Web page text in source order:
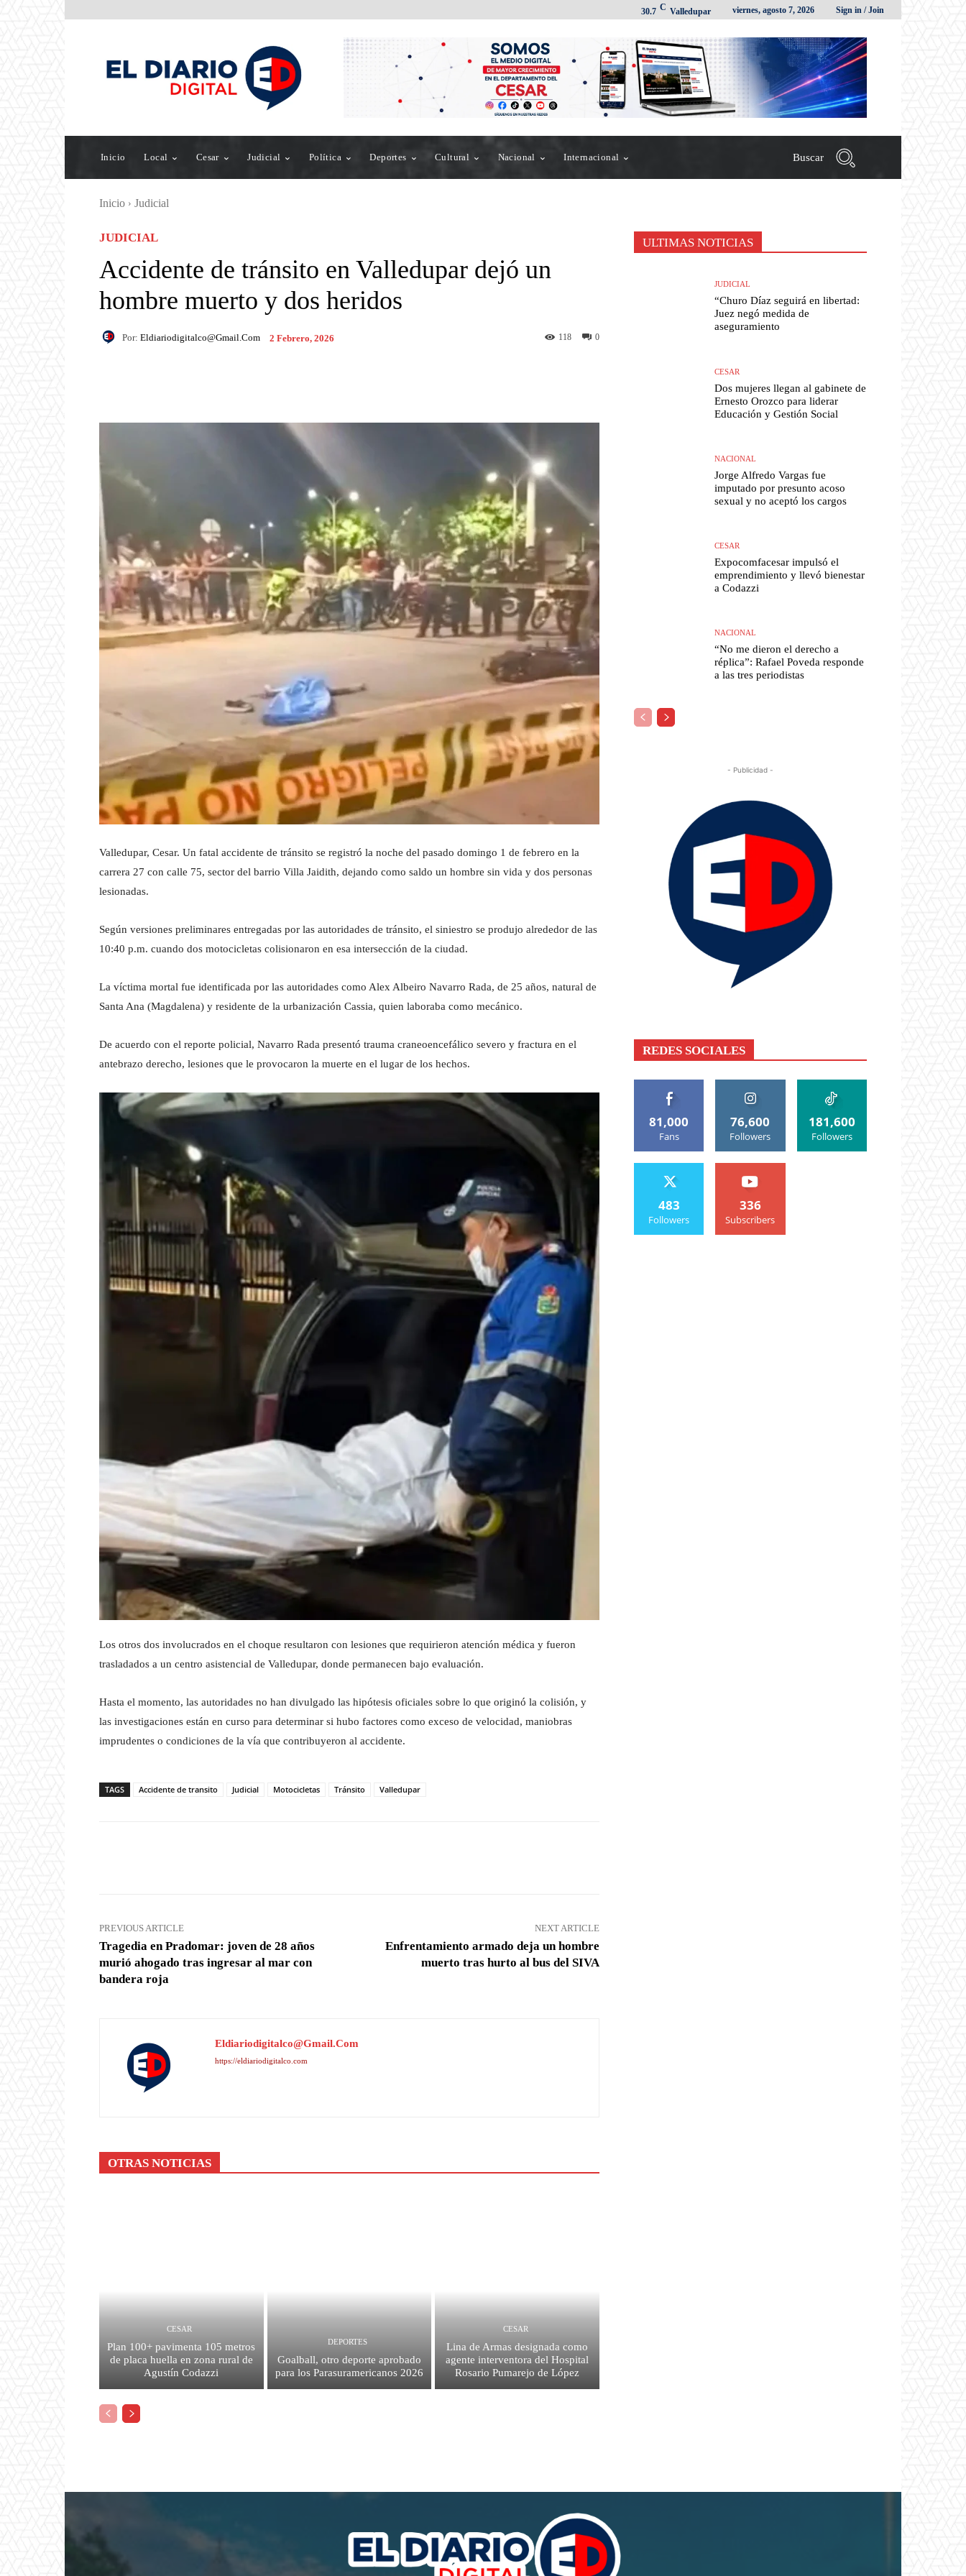
30.7 C Valledupar viernes, agosto 7, 2026 Sign in / Join
Inicio Local Cesar Judicial Política Deportes Cultural Nacional Internacional Buscar
Inicio Judicial
JUDICIAL
Accidente de tránsito en Valledupar dejó un
hombre muerto y dos heridos
Por: Eldiariodigitalco@gmail.com 2 Febrero, 2026 0
118
Valledupar, Cesar. Un fatal accidente de tránsito se registró la noche del pasado domingo 1 de febrero en la
carrera 27 con calle 75, sector del barrio Villa Jaidith, dejando como saldo un hombre sin vida y dos personas
lesionadas.
Según versiones preliminares entregadas por las autoridades de tránsito, el siniestro se produjo alrededor de las
10:40 p.m. cuando dos motocicletas colisionaron en esa intersección de la ciudad.
La víctima mortal fue identificada por las autoridades como Alex Albeiro Navarro Rada, de 25 años, natural de
Santa Ana (Magdalena) y residente de la urbanización Cassia, quien laboraba como mecánico.
De acuerdo con el reporte policial, Navarro Rada presentó trauma craneoencefálico severo y fractura en el
antebrazo derecho, lesiones que le provocaron la muerte en el lugar de los hechos.
Los otros dos involucrados en el choque resultaron con lesiones que requirieron atención médica y fueron
trasladados a un centro asistencial de Valledupar, donde permanecen bajo evaluación.
Hasta el momento, las autoridades no han divulgado las hipótesis oficiales sobre lo que originó la colisión, y
las investigaciones están en curso para determinar si hubo factores como exceso de velocidad, maniobras
imprudentes o condiciones de la vía que contribuyeron al accidente.
TAGS Accidente de transito Judicial Motocicletas Tránsito Valledupar
PREVIOUS ARTICLE
Tragedia en Pradomar: joven de 28 años
murió ahogado tras ingresar al mar con
bandera roja
NEXT ARTICLE
Enfrentamiento armado deja un hombre
muerto tras hurto al bus del SIVA
Eldiariodigitalco@gmail.com
https://eldiariodigitalco.com
OTRAS NOTICIAS
CESAR
Plan 100+ pavimenta 105 metros
de placa huella en zona rural de
Agustín Codazzi
DEPORTES
Goalball, otro deporte aprobado
para los Parasuramericanos 2026
CESAR
Lina de Armas designada como
agente interventora del Hospital
Rosario Pumarejo de López
ULTIMAS NOTICIAS
JUDICIAL
“Churo Díaz seguirá en libertad:
Juez negó medida de
aseguramiento
CESAR
Dos mujeres llegan al gabinete de
Ernesto Orozco para liderar
Educación y Gestión Social
NACIONAL
Jorge Alfredo Vargas fue
imputado por presunto acoso
sexual y no aceptó los cargos
CESAR
Expocomfacesar impulsó el
emprendimiento y llevó bienestar
a Codazzi
NACIONAL
“No me dieron el derecho a
réplica”: Rafael Poveda responde
a las tres periodistas
- Publicidad -
REDES SOCIALES
81,000
Fans
76,600
Followers
181,600
Followers
483
Followers
336
Subscribers